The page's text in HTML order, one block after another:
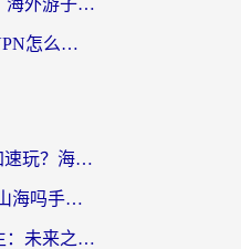
斧牛和加速喵好用吗？海外游子的真实选择困境
马来西亚留学生回国VPN怎么选？3个避坑点+1款实测好用的加速器推荐
Sky光·遇在国外怎么加速玩？海外党亲测有效的国服游戏加速指南
在欧洲能玩天下-异兽山海吗手游？海外玩家的加速器生存指南
在欧洲怎么打绝地求生：未来之役不卡？留学生亲测的加速器避坑指南